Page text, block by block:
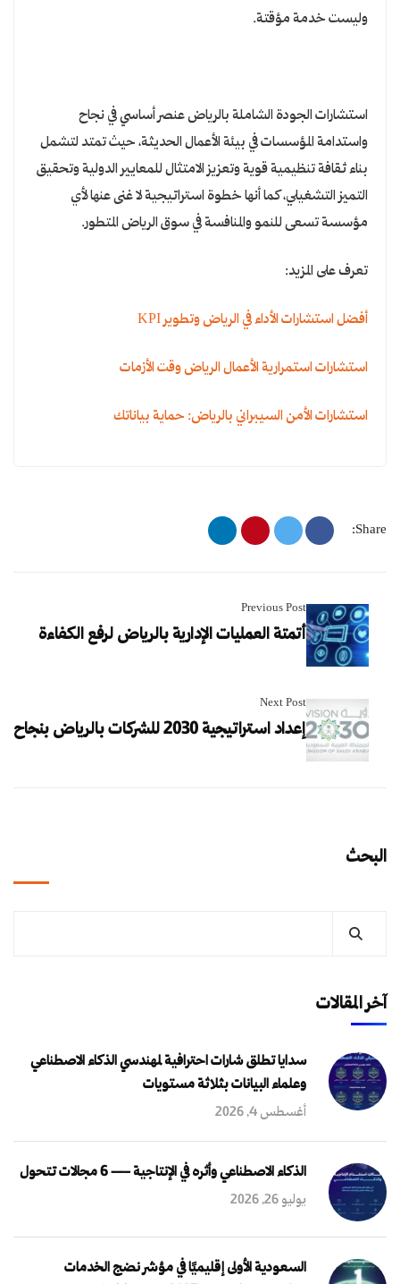
وليست خدمة مؤقتة.
استشارات الجودة الشاملة بالرياض عنصر أساسي في نجاح
واستدامة المؤسسات في بيئة الأعمال الحديثة، حيث تمتد لتشمل
بناء ثقافة تنظيمية قوية وتعزيز الامتثال للمعايير الدولية وتحقيق
التميز التشغيلي، كما أنها خطوة استراتيجية لا غنى عنها لأي
مؤسسة تسعى للنمو والمنافسة في سوق الرياض المتطور.
تعرف على المزيد:
أفضل استشارات الأداء في الرياض وتطوير KPI
استشارات استمرارية الأعمال الرياض وقت الأزمات
استشارات الأمن السيبراني بالرياض: حماية بياناتك
Share:
Previous Post
أتمتة العمليات الإدارية بالرياض لرفع الكفاءة
Next Post
إعداد استراتيجية 2030 للشركات بالرياض بنجاح
البحث
آخر المقالات
سدايا تطلق شارات احترافية لمهندسي الذكاء الاصطناعي
وعلماء البيانات بثلاثة مستويات
أغسطس 4, 2026
الذكاء الاصطناعي وأثره في الإنتاجية — 6 مجالات تتحول
يوليو 26, 2026
السعودية الأولى إقليميًا في مؤشر نضج الخدمات